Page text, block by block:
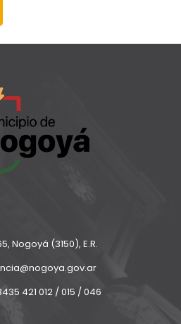
Nogoyá (3150), E.R.
421 012 / 015 / 046